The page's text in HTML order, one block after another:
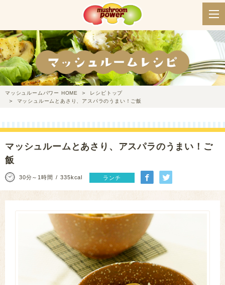
マッシュルームパワー HOME
レシピトップ
マッシュルームとあさり、アスパラのうまい！ご飯
マッシュルームとあさり、アスパラのうまい！ご
飯
30分～1時間 335kcal ランチ